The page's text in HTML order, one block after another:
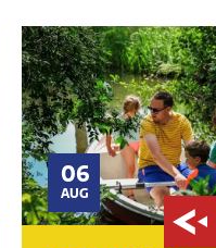
06
AUG